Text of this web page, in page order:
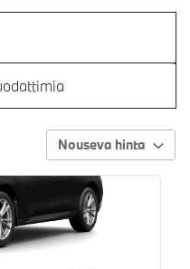
Nouseva hinta